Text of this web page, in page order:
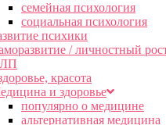
семейная психология
социальная психология
психики
/ личностный
красота
и здоровье
популярно о медицине
альтернативная медицина